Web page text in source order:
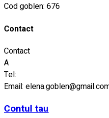
Cod goblen: 676
Contact
Contact
A
Tel:
Email:
Contul tau